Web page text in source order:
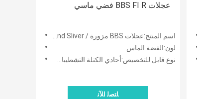
عجلات BBS FI R فضي ماسي
اسم المنتج:عجلات BBS مزورة / BBS Fi-R Diamond Sliver
لون:الفضة الماس
نوع قابل للتخصيص:أحادي الكتلة التشطيبات المخصصة
ﺎﺘﺼﻟ ﺍﻶﻧ